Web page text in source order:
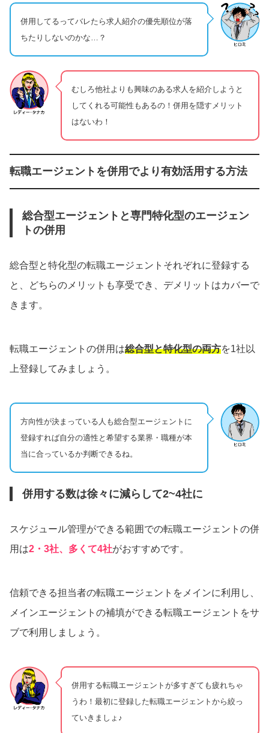
併用してるってバレたら求人紹介の優先順位が落
ちたりしないのかな…？
むしろ他社よりも興味のある求人を紹介しようと
してくれる可能性もあるの！併用を隠すメリット
はないわ！
転職エージェントを併用でより有効活用する方法
総合型エージェントと専門特化型のエージェン
トの併用
総合型と特化型の転職エージェントそれぞれに登録する
と、どちらのメリットも享受でき、デメリットはカバーで
きます。
転職エージェントの併用は総合型と特化型の両方を1社以
上登録してみましょう。
方向性が決まっている人も総合型エージェントに
登録すれば自分の適性と希望する業界・職種が本
当に合っているか判断できるね。
併用する数は徐々に減らして2~4社に
スケジュール管理ができる範囲での転職エージェントの併
用は2・3社、多くて4社がおすすめです。
信頼できる担当者の転職エージェントをメインに利用し、
メインエージェントの補填ができる転職エージェントをサ
ブで利用しましょう。
併用する転職エージェントが多すぎても疲れちゃ
うわ！最初に登録した転職エージェントから絞っ
ていきましょ♪